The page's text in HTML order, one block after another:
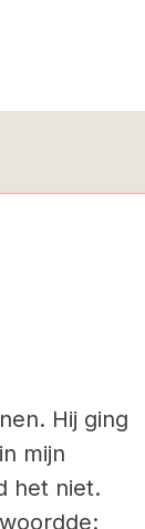
Hij ging
mijn
het niet.